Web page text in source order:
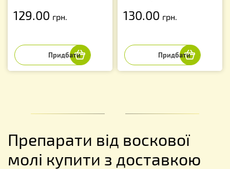
129.00 грн. 130.00 грн.
Препарати від воскової
молі купити з доставкою